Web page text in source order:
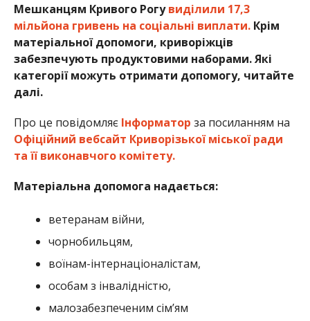
Мешканцям Кривого Рогувиділили 17,3
мільйона гривень на соціальні виплати.Крім
матеріальної допомоги, криворіжців
забезпечують продуктовими наборами. Які
категорії можуть отримати допомогу, читайте
далі.
Про це повідомляє Інформатор за посиланням на
Офіційний вебсайт Криворізької міської ради
та її виконавчого комітету.
Матеріальна допомога надається:
ветеранам війни,
чорнобильцям,
воїнам-інтернаціоналістам,
особам з інвалідністю,
малозабезпеченим сім’ям